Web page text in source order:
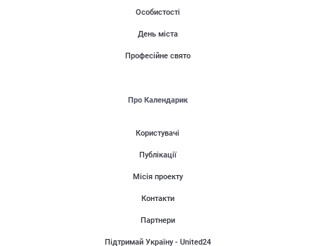
Особистості
День міста
Професійне свято
Про Календарик
Користувачі
Публікації
Місія проекту
Контакти
Партнери
Підтримай Україну - United24